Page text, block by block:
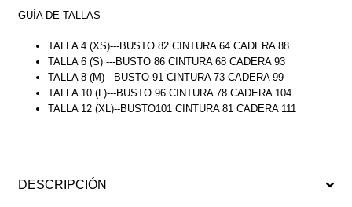
GUÍA DE TALLAS
TALLA 4 (XS)---BUSTO 82 CINTURA 64 CADERA 88
TALLA 6 (S) ---BUSTO 86 CINTURA 68 CADERA 93
TALLA 8 (M)---BUSTO 91 CINTURA 73 CADERA 99
TALLA 10 (L)---BUSTO 96 CINTURA 78 CADERA 104
TALLA 12 (XL)--BUSTO101 CINTURA 81 CADERA 111
DESCRIPCIÓN